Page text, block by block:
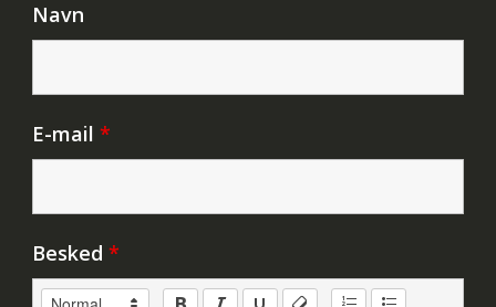
Navn
E-mail *
Besked *